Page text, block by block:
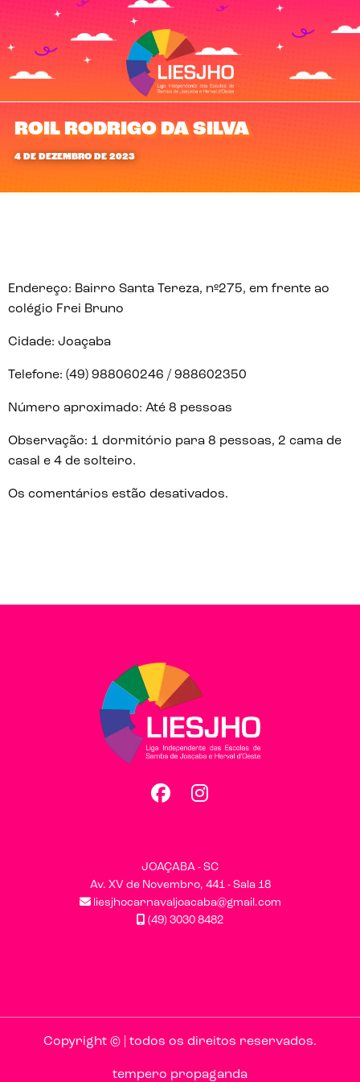
ROIL RODRIGO DA SILVA
4 DE DEZEMBRO DE 2023
Endereço: Bairro Santa Tereza, nº275, em frente ao
colégio Frei Bruno
Cidade: Joaçaba
Telefone: (49) 988060246 / 988602350
Número aproximado: Até 8 pessoas
Observação: 1 dormitório para 8 pessoas, 2 cama de
casal e 4 de solteiro.
Os comentários estão desativados.
Instagram
JOAÇABA - SC
Av. XV de Novembro, 441 - Sala 18
liesjhocarnavaljoacaba@gmail.com
(49) 3030 8482
Copyright © | todos os direitos reservados.
tempero propaganda